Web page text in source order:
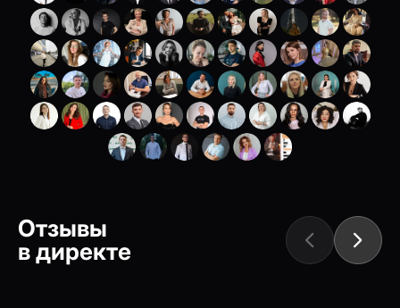
Отзывы
в директе